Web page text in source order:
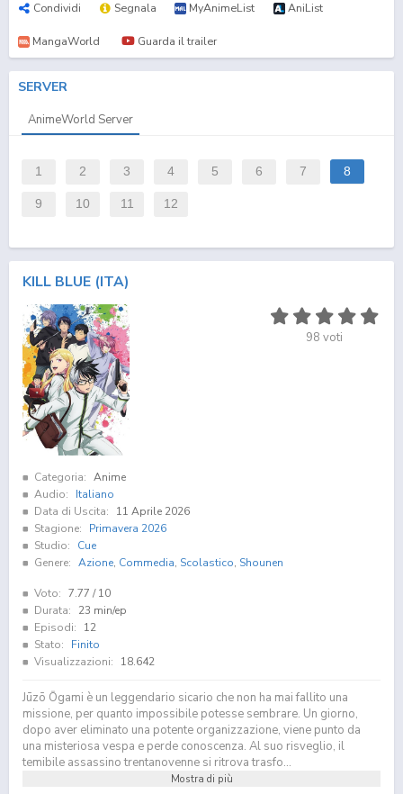
Condividi Segnala MyAnimeList AniList
MangaWorld Guarda il trailer
SERVER
AnimeWorld Server
1 2 3 4 5 6 7 8
9 10 11 12
KILL BLUE (ITA)
98 voti
Categoria: Anime
Audio:
Italiano
Data di Uscita:
11 Aprile 2026
Stagione:
Primavera 2026
Studio:
Cue
Genere: Azione, Commedia, Scolastico, Shounen
Voto: 7.77 / 10
Durata:
23 min/ep
Episodi:
12
Stato:
Finito
Visualizzazioni:
18.642
Jūzō Ōgami è un leggendario sicario che non ha mai fallito una
missione, per quanto impossibile potesse sembrare. Un giorno,
dopo aver eliminato una potente organizzazione, viene punto da
una misteriosa vespa e perde conoscenza. Al suo risveglio, il
temibile assassino trentanovenne si ritrova trasfo...
Mostra di più